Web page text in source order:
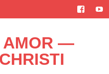
AMOR —